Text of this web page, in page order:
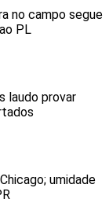
no campo segue
PL
laudo provar
umidade